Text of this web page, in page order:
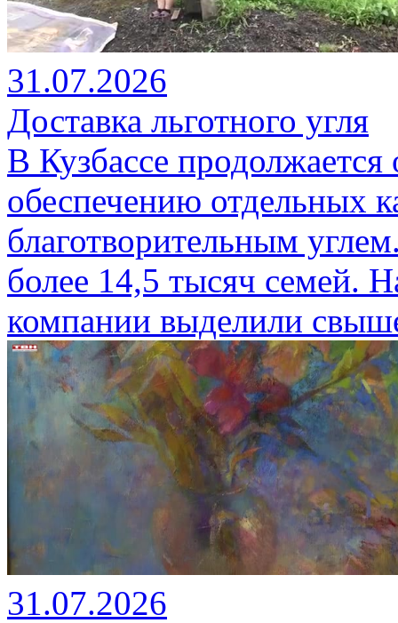
31.07.2026
Доставка льготного угля
В Кузбассе продолжается
обеспечению отдельных
благотворительным
более 14,5 тысяч семей.
компании выделили
31.07.2026